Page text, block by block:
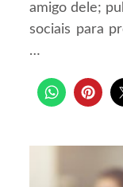
amigo dele;
sociais para
…